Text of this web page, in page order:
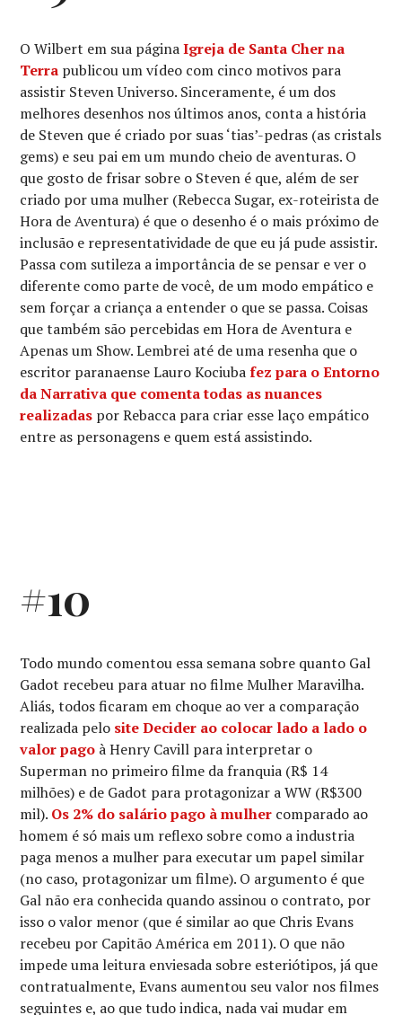
O Wilbert em sua páginaIgreja de Santa Cher na
Terra publicou um vídeo com cinco motivos para
assistir Steven Universo. Sinceramente, é um dos
melhores desenhos nos últimos anos, conta a história
de Steven que é criado por suas ‘tias’-pedras (as cristals
gems) e seu pai em um mundo cheio de aventuras. O
que gosto de frisar sobre o Steven é que, além de ser
criado por uma mulher (Rebecca Sugar, ex-roteirista de
Hora de Aventura) é que o desenho é o mais próximo de
inclusão e representatividade de que eu já pude assistir.
Passa com sutileza a importância de se pensar e ver o
diferente como parte de você, de um modo empático e
sem forçar a criança a entender o que se passa. Coisas
que também são percebidas em Hora de Aventura e
Apenas um Show. Lembrei até de uma resenha que o
escritor paranaense Lauro Kociubafez para o Entorno
da Narrativa que comenta todas as nuances
realizadas por Rebacca para criar esse laço empático
entre as personagens e quem está assistindo.
#10
Todo mundo comentou essa semana sobre quanto Gal
Gadot recebeu para atuar no filme Mulher Maravilha.
Aliás, todos ficaram em choque ao ver a comparação
realizada pelo site Decider ao colocar lado a lado o
valor pago à Henry Cavill para interpretar o
Superman no primeiro filme da franquia (R$ 14
milhões) e de Gadot para protagonizar a WW (R$300
mil). Os 2% do salário pago à mulher comparado ao
homem é só mais um reflexo sobre como a industria
paga menos a mulher para executar um papel similar
(no caso, protagonizar um filme). O argumento é que
Gal não era conhecida quando assinou o contrato, por
isso o valor menor (que é similar ao que Chris Evans
recebeu por Capitão América em 2011). O que não
impede uma leitura enviesada sobre esteriótipos, já que
contratualmente, Evans aumentou seu valor nos filmes
seguintes e, ao que tudo indica, nada vai mudar em